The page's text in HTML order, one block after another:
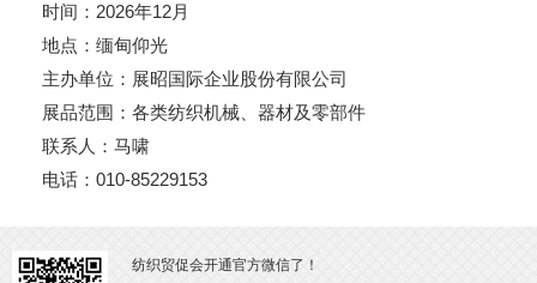
时间：2026年12月
地点：缅甸仰光
主办单位：展昭国际企业股份有限公司
展品范围：各类纺织机械、器材及零部件
联系人：马啸
电话：010-85229153
纺织贸促会开通官方微信了！